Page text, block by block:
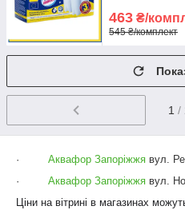
463 ₴/
545 ₴/комплект
1 /
· Аквафор Запоріжжя вул.
·
Аквафор Запоріжжя вул.
Ціни на вітрині в магазинах